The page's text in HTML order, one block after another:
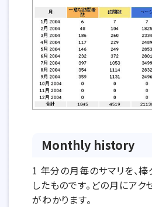
Monthly history
1 年分の月毎のサマリを、
したものです。どの月にア
がわかります。